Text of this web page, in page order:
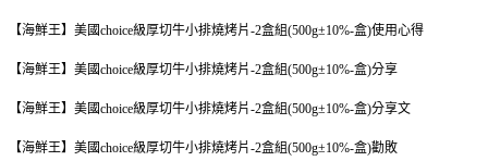
【海鮮王】美國choice級厚切牛小排燒烤片-2盒組(500g±10%-盒)使用心得
【海鮮王】美國choice級厚切牛小排燒烤片-2盒組(500g±10%-盒)分享
【海鮮王】美國choice級厚切牛小排燒烤片-2盒組(500g±10%-盒)分享文
【海鮮王】美國choice級厚切牛小排燒烤片-2盒組(500g±10%-盒)勸敗